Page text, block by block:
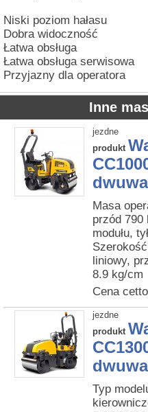
Niski poziom hałasu
Dobra widoczność
Łatwa obsługa
Łatwa obsługa serwisowa
Przyjazny dla operatora
Inne
jezdne
produkt
Masa
przód 790
modułu,
liniowy,
8.9 kg/cm
Cena
jezdne
produkt
Typ